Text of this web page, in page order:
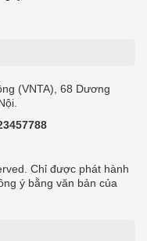
(VNTA), 68 Dương
Chỉ được phát hành
ý bằng văn bản của